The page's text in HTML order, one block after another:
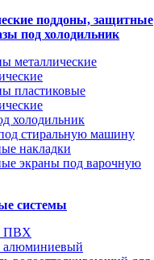
поддоны, защитные
под холодильник
металлические
пластиковые
холодильник
стиральную машину
накладки
экраны под варочную
системы
ПВХ
алюминиевый